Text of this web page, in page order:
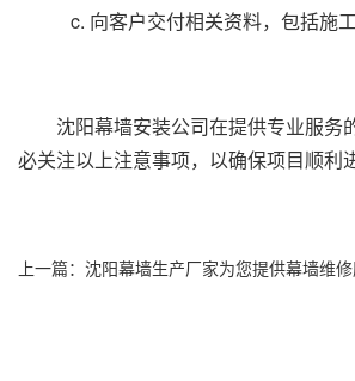
c. 向客户交付相关资料，包括施
沈阳幕墙安装公司在提供专业服
必关注以上注意事项，以确保项目顺利
上一篇： 沈阳幕墙生产厂家为您提供幕墙维